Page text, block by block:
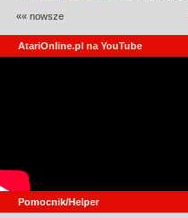
«« nowsze
AtariOnline.pl na YouTube
Pomocnik/Helper